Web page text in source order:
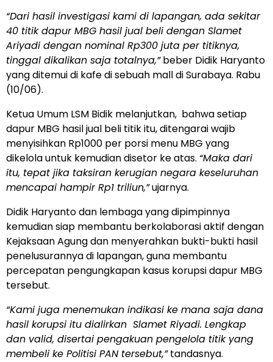
“Dari hasil investigasi kami di lapangan, ada sekitar
40 titik dapur MBG hasil jual beli dengan Slamet
Ariyadi dengan nominal Rp300 juta per titiknya,
tinggal dikalikan saja totalnya,”beber Didik Haryanto
yang ditemui di kafe di sebuah mall di Surabaya. Rabu
(10/06).
Ketua Umum LSM Bidik melanjutkan, bahwa setiap
dapur MBG hasil jual beli titik itu, ditengarai wajib
menyisihkan Rp1000 per porsi menu MBG yang
dikelola untuk kemudian disetor ke atas. “Maka dari
itu, tepat jika taksiran kerugian negara keseluruhan
mencapai hampir Rp1 triliun,”ujarnya.
Didik Haryanto dan lembaga yang dipimpinnya
kemudian siap membantu berkolaborasi aktif dengan
Kejaksaan Agung dan menyerahkan bukti-bukti hasil
penelusurannya di lapangan, guna membantu
percepatan pengungkapan kasus korupsi dapur MBG
tersebut.
“Kami juga menemukan indikasi ke mana saja dana
hasil korupsi itu dialirkan Slamet Riyadi. Lengkap
dan valid, disertai pengakuan pengelola titik yang
membeli ke Politisi PAN tersebut,”tandasnya.